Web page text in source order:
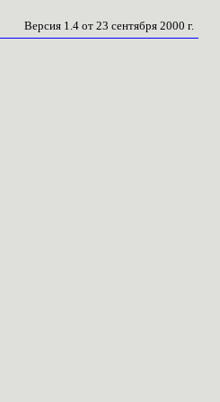
Версия 1.4 от 23 сентября 2000 г.